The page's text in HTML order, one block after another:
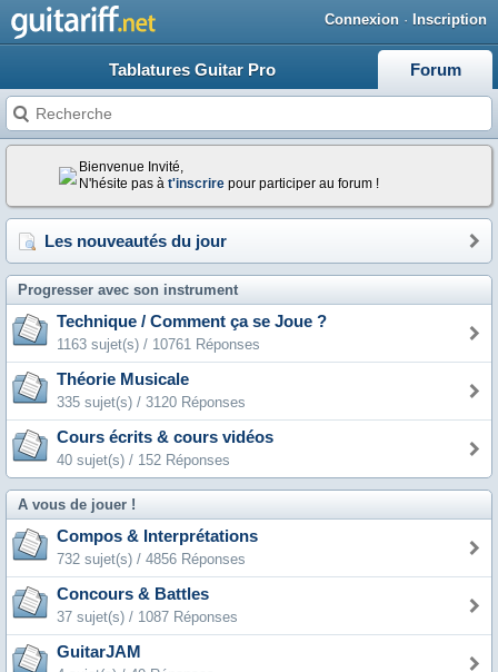
Connexion · Inscription
Tablatures Guitar Pro Forum
Bienvenue Invité,
N'hésite pas à t'inscrire pour participer au forum !
Les nouveautés du jour
Progresser avec son instrument
Technique / Comment ça se Joue ?
1163 sujet(s) / 10761 Réponses
Théorie Musicale
335 sujet(s) / 3120 Réponses
Cours écrits & cours vidéos
40 sujet(s) / 152 Réponses
A vous de jouer !
Compos & Interprétations
732 sujet(s) / 4856 Réponses
Concours & Battles
37 sujet(s) / 1087 Réponses
GuitarJAM